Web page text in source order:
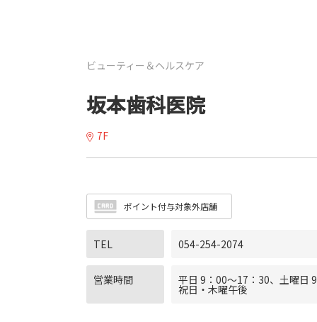
ビューティー＆ヘルスケア
坂本歯科医院
7F
ポイント付与対象外店舗
TEL 054-254-2074
営業時間 平日 9：00〜17：30、土曜日
祝日・木曜午後